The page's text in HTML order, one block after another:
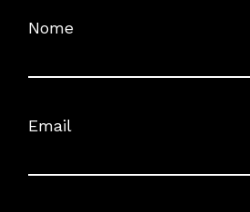
Nome
Email